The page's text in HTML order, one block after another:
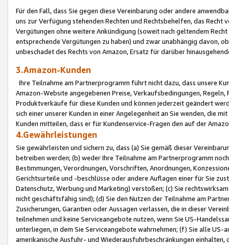
Für den Fall, dass Sie gegen diese Vereinbarung oder andere
uns zur Verfügung stehenden Rechten und Rechtsbehelfen, das
Vergütungen ohne weitere Ankündigung (soweit nach geltendem
entsprechende Vergütungen zu haben) und zwar unabhängig davon,
unbeschadet des Rechts von Amazon, Ersatz für darüber
3.Amazon-Kunden
Ihre Teilnahme am Partnerprogramm führt nicht dazu, dass unsere
Amazon-Website angegebenen Preise, Verkaufsbedingungen,
Produktverkäufe für diese Kunden und können jederzeit geändert
sich einer unserer Kunden in einer Angelegenheit an Sie wenden, die
Kunden mitteilen, dass er für Kundenservice-Fragen den auf der
4.Gewährleistungen
Sie gewährleisten und sichern zu, dass (a) Sie gemäß dieser
betreiben werden; (b) weder Ihre Teilnahme am Partnerprogramm
Bestimmungen, Verordnungen, Vorschriften, Anordnungen,
Gerichtsurteile und -beschlüsse oder andere Auflagen einer für Sie
Datenschutz, Werbung und Marketing) verstoßen; (c) Sie
nicht geschäftsfähig sind); (d) Sie den Nutzen der Teilnahme am
Zusicherungen, Garantien oder Aussagen verlassen, die in dieser
teilnehmen und keine Serviceangebote nutzen, wenn Sie US-
unterliegen, in dem Sie Serviceangebote wahrnehmen; (f) Sie alle
amerikanische Ausfuhr- und Wiederausfuhrbeschränkungen